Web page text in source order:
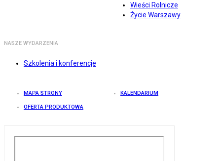
Wieści Rolnicze
Życie Warszawy
NASZE WYDARZENIA
Szkolenia i konferencje
MAPA STRONY KALENDARIUM
OFERTA PRODUKTOWA